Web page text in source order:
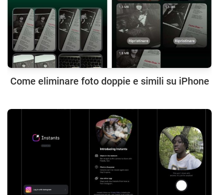
Come eliminare foto doppie e simili su iPhone